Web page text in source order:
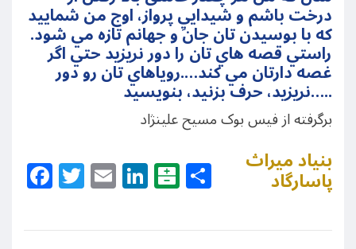
درخت باشم و شيداييِ پرواز، اوج من شماييد
كه با بوسيدن تان جان و جهانم تازه مي شود.
راستي قصه هاي تان را دور نريزيد حتي اگر
غصه دارتان مي كند….روياهاي تان رو دور
نريزيد، حرف بزنيد، بنويسيد…..
برگرفته از فیس بوک مسیح علینژاد
Facebook
Twitter
EmailLinkedIn
Balatarin
Share
بنیاد میراث
پاسارگاد